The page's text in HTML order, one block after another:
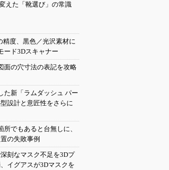
えた「靴選び」の常識
精度、黒色／光沢素材に
ード3Dスキャナー
面の穴寸法の表記を攻略
た新「ラムダッシュ パー
設計と意匠性をさらに
所でもあると台無しに、
の失敗事例
刻なマスク不足を3Dプ
イグアスが3Dマスクを